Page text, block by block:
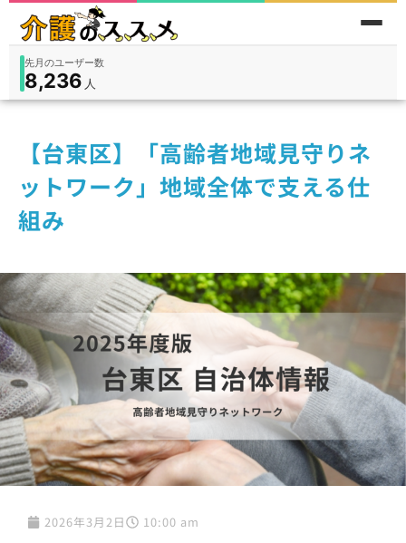
在宅9,360入所3,194
先月のユーザー数
8,236 人
件
【台東区】「高齢者地域見守りネ
ットワーク」地域全体で支える仕
組み
2026年3月2日 10:00 am